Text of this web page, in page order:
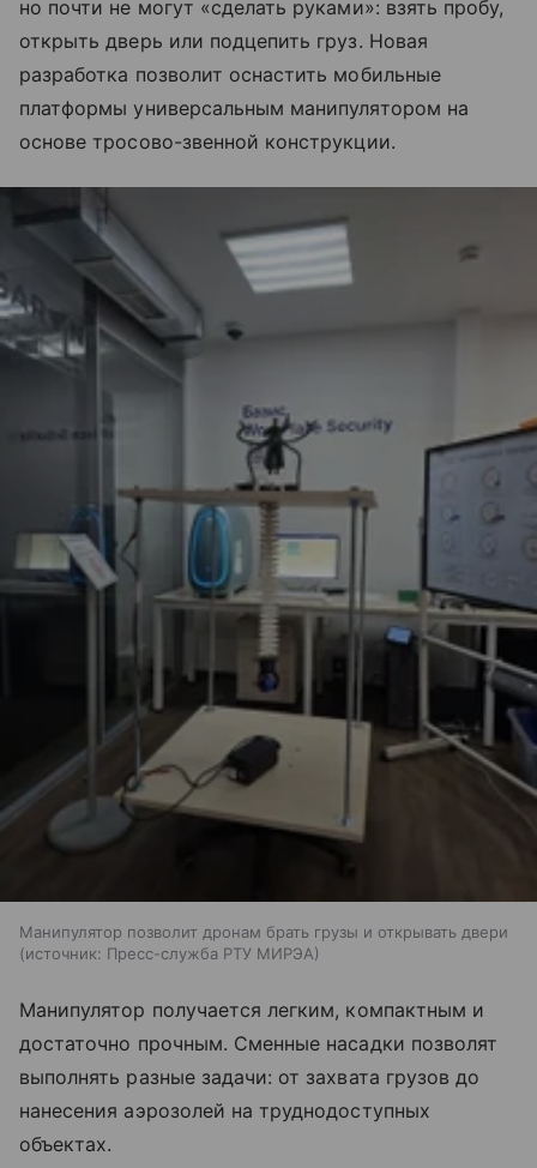
но почти не могут «сделать руками»: взять пробу,
открыть дверь или подцепить груз. Новая
разработка позволит оснастить мобильные
платформы универсальным манипулятором на
основе тросово-звенной конструкции.
Манипулятор позволит дронам брать грузы и открывать двери
источник: Пресс-служба РТУ МИРЭА
Манипулятор получается легким, компактным и
достаточно прочным. Сменные насадки позволят
выполнять разные задачи: от захвата грузов до
нанесения аэрозолей на труднодоступных
объектах.